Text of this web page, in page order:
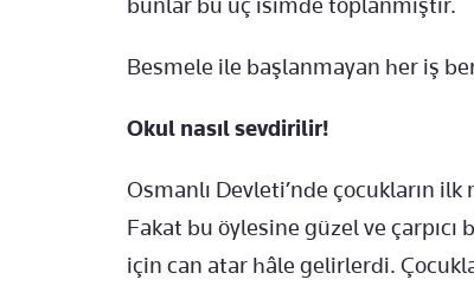
Besmele ile başlanmayan her iş
Okul nasıl sevdirilir!
Osmanlı Devleti’nde çocukların
Fakat bu öylesine güzel ve
için can atar hâle gelirlerdi.